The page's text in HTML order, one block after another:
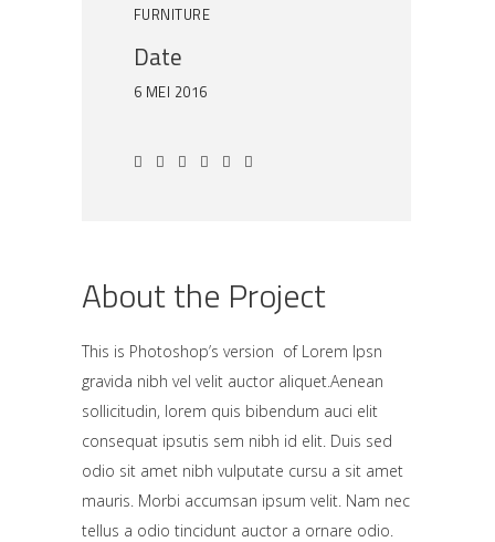
FURNITURE
Date
6 MEI 2016
About the Project
This is Photoshop’s version of Lorem Ipsn
gravida nibh vel velit auctor aliquet.Aenean
sollicitudin, lorem quis bibendum auci elit
consequat ipsutis sem nibh id elit. Duis sed
odio sit amet nibh vulputate cursu a sit amet
mauris. Morbi accumsan ipsum velit. Nam nec
tellus a odio tincidunt auctor a ornare odio.